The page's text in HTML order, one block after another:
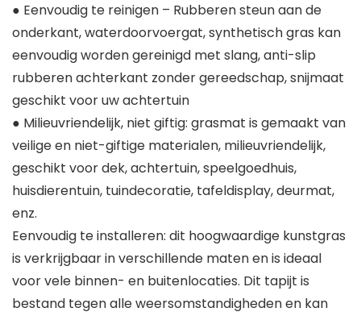
● Eenvoudig te reinigen – Rubberen steun aan de
onderkant, waterdoorvoergat, synthetisch gras kan
eenvoudig worden gereinigd met slang, anti-slip
rubberen achterkant zonder gereedschap, snijmaat
geschikt voor uw achtertuin
● Milieuvriendelijk, niet giftig: grasmat is gemaakt van
veilige en niet-giftige materialen, milieuvriendelijk,
geschikt voor dek, achtertuin, speelgoedhuis,
huisdierentuin, tuindecoratie, tafeldisplay, deurmat,
enz.
Eenvoudig te installeren: dit hoogwaardige kunstgras
is verkrijgbaar in verschillende maten en is ideaal
voor vele binnen- en buitenlocaties. Dit tapijt is
bestand tegen alle weersomstandigheden en kan